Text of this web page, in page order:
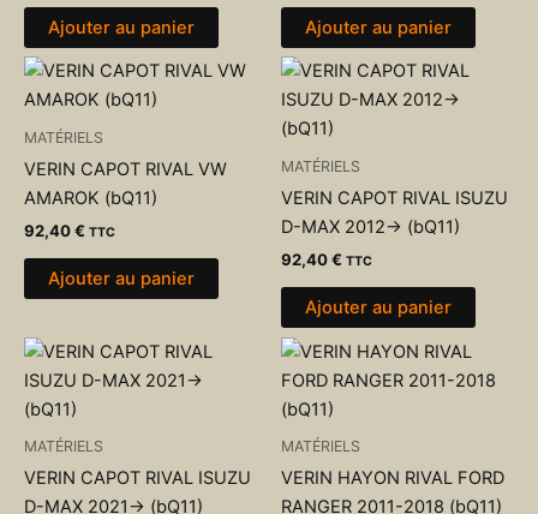
Ajouter au panier Ajouter au panier
MATÉRIELS
VERIN CAPOT RIVAL VW
AMAROK (bQ11)
92,40€ TTC
Ajouter au panier
MATÉRIELS
VERIN CAPOT RIVAL ISUZU
D-MAX 2012-> (bQ11)
92,40€ TTC
Ajouter au panier
MATÉRIELS
VERIN CAPOT RIVAL ISUZU
D-MAX 2021-> (bQ11)
MATÉRIELS
VERIN HAYON RIVAL FORD
RANGER 2011-2018 (bQ11)